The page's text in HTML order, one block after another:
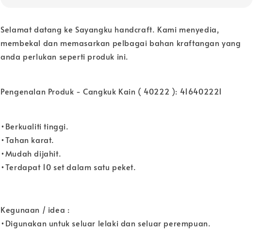
Selamat datang ke Sayangku handcraft. Kami menyedia,
membekal dan memasarkan pelbagai bahan kraftangan yang
anda perlukan seperti produk ini.
Pengenalan Produk - Cangkuk Kain ( 40222 ): 416402221
•Berkualiti tinggi.
•Tahan karat.
•Mudah dijahit.
•Terdapat 10 set dalam satu peket.
Kegunaan / idea :
•Digunakan untuk seluar lelaki dan seluar perempuan.